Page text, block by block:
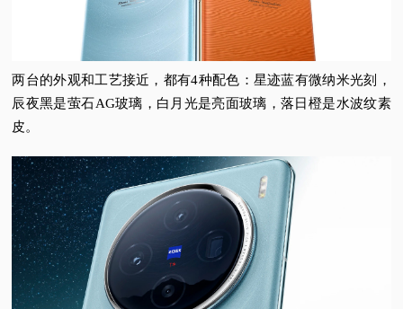
普
体
验
专
两台的外观和工艺接近，都有4种配色： 星迹蓝有微纳米光刻，
辰夜黑是萤石AG玻璃，白月光是亮面玻璃，落日橙是水波纹素
皮。